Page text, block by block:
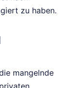
zu haben.
mangelnde